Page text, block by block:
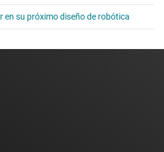
en su próximo diseño de robótica